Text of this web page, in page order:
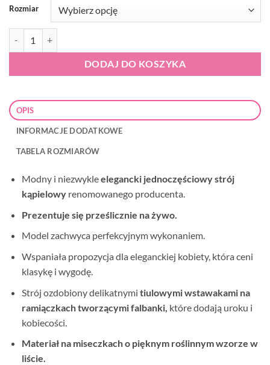
Rozmiar
DODAJ DO KOSZYKA
OPIS
INFORMACJE DODATKOWE
TABELA ROZMIARÓW
Modny i niezwykleelegancki jednoczęściowy strój
kąpielowy renomowanego producenta.
Prezentuje się prześlicznie na żywo.
Model zachwyca perfekcyjnym wykonaniem.
Wspaniała propozycja dla eleganckiej kobiety, która ceni
klasykę i wygodę.
Strój ozdobiony delikatnymi tiulowymi wstawakami na
ramiączkach tworzącymi falbanki, które dodają uroku i
kobiecości.
Materiał na miseczkach o pięknym roślinnym wzorze w
liście.